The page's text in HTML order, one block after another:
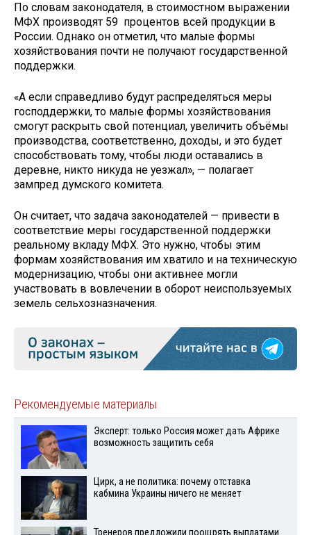
По словам законодателя, в стоимостном выражении
МФХ производят 59 процентов всей продукции в
России. Однако он отметил, что малые формы
хозяйствования почти не получают государственной
поддержки.
«А если справедливо будут распределяться меры
господдержки, то малые формы хозяйствования
смогут раскрыть свой потенциал, увеличить объёмы
производства, соответственно, доходы, и это будет
способствовать тому, чтобы люди оставались в
деревне, никто никуда не уезжал», — полагает
зампред думского комитета.
Он считает, что задача законодателей — привести в
соответствие меры государственной поддержки
реальному вкладу МФХ. Это нужно, чтобы этим
формам хозяйствования им хватило и на техническую
модернизацию, чтобы они активнее могли
участвовать в вовлечении в оборот неиспользуемых
земель сельхозназначения.
Рекомендуемые материалы
Эксперт: только Россия может дать Африке
возможность защитить себя
Цирк, а не политика: почему отставка
кабмина Украины ничего не меняет
Тренеров предложили поощрять выплатами